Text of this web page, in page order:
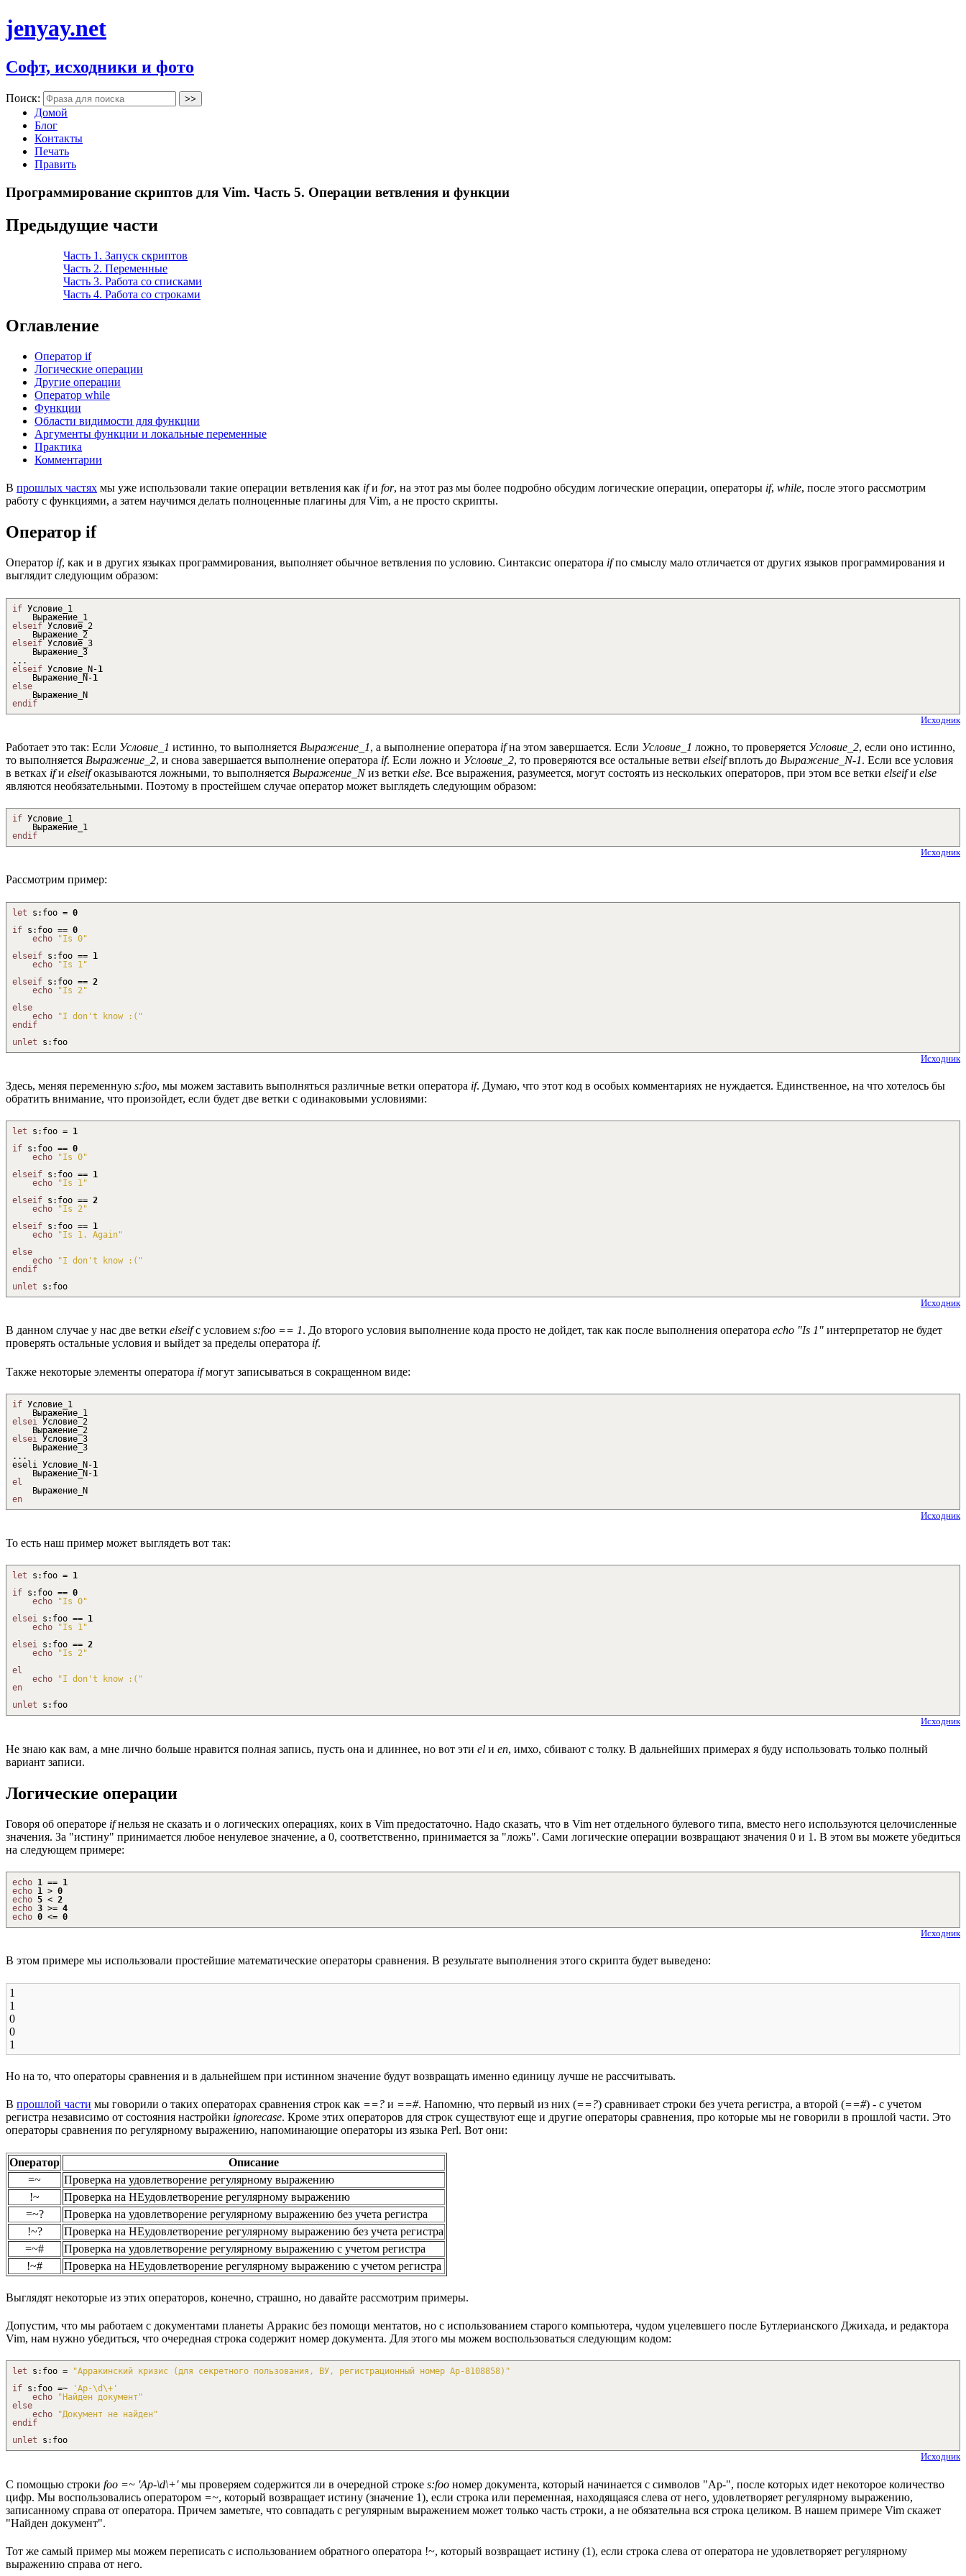
jenyay.net
Софт, исходники и фото
Поиск:
Домой
Блог
Контакты
Печать
Править
Программирование скриптов для Vim. Часть 5. Операции ветвления и функции
Предыдущие части
Часть 1. Запуск скриптов
Часть 2. Переменные
Часть 3. Работа со списками
Часть 4. Работа со строками
Оглавление
Оператор if
Логические операции
Другие операции
Оператор while
Функции
Области видимости для функции
Аргументы функции и локальные переменные
Практика
Комментарии
В прошлых частях мы уже использовали такие операции ветвления как ifи for, на этот раз мы более подробно обсудим логические операции, операторы if, while, после этого рассмотрим
работу с функциями, а затем научимся делать полноценные плагины для Vim, а не просто скрипты.
Оператор if
Оператор if, как и в других языках программирования, выполняет обычное ветвления по условию. Синтаксис оператора ifпо смыслу мало отличается от других языков программирования и
выглядит следующим образом:
if Условие_1
Выражение_1
elseifУсловие_2
Выражение_2
elseifУсловие_3
Выражение_3
...
elseif Условие_N-1
Выражение_N-1
else
Выражение_N
endif
Исходник
Работает это так: Если Условие_1 истинно, то выполняется Выражение_1, а выполнение оператора ifна этом завершается. Если Условие_1 ложно, то проверяется Условие_2, если оно истинно,
то выполняется Выражение_2, и снова завершается выполнение оператора if. Если ложно и Условие_2, то проверяются все остальные ветви elseifвплоть до Выражение_N-1. Если все условия
в ветках ifи elseifоказываются ложными, то выполняется Выражение_Nиз ветки else. Все выражения, разумеется, могут состоять из нескольких операторов, при этом все ветки elseifи else
являются необязательными. Поэтому в простейшем случае оператор может выглядеть следующим образом:
if Условие_1
Выражение_1
endif
Исходник
Рассмотрим пример:
let s : foo = 0
if s : foo == 0
echo
"Is 0"
elseif s : foo == 1
echo
"Is 1"
elseif s : foo == 2
echo
"Is 2"
else
echo
"I don't know :("
endif
unlet s : foo
Исходник
Здесь, меняя переменную s:foo, мы можем заставить выполняться различные ветки оператора if. Думаю, что этот код в особых комментариях не нуждается. Единственное, на что хотелось бы
обратить внимание, что произойдет, если будет две ветки с одинаковыми условиями:
let s : foo = 1
if s : foo == 0
echo
"Is 0"
elseif s : foo == 1
echo
"Is 1"
elseif s : foo == 2
echo
"Is 2"
elseif s : foo == 1
echo
"Is 1. Again"
else
echo
"I don't know :("
endif
unlet s : foo
Исходник
В данном случае у нас две ветки elseifс условием s:foo == 1. До второго условия выполнение кода просто не дойдет, так как после выполнения оператора echo "Is 1" интерпретатор не будет
проверять остальные условия и выйдет за пределы оператора if.
Также некоторые элементы оператора ifмогут записываться в сокращенном виде:
if Условие_1
Выражение_1
elsei Условие_2
Выражение_2
elsei Условие_3
Выражение_3
...
eseli Условие_N -1
Выражение_N -1
el
Выражение_N
en
Исходник
То есть наш пример может выглядеть вот так:
let s : foo = 1
if s : foo == 0
echo
"Is 0"
elsei s : foo == 1
echo
"Is 1"
elsei s : foo == 2
echo
"Is 2"
el
echo
"I don't know :("
en
unlet s : foo
Исходник
Не знаю как вам, а мне лично больше нравится полная запись, пусть она и длиннее, но вот эти el и en, имхо, сбивают с толку. В дальнейших примерах я буду использовать только полный
вариант записи.
Логические операции
Говоря об операторе ifнельзя не сказать и о логических операциях, коих в Vim предостаточно. Надо сказать, что в Vim нет отдельного булевого типа, вместо него используются целочисленные
значения. За "истину" принимается любое ненулевое значение, а 0, соответственно, принимается за "ложь". Сами логические операции возвращают значения 0 и 1. В этом вы можете убедиться
на следующем примере:
echo 1 == 1
echo 1 > 0
echo 5 < 2
echo 3 >= 4
echo 0 <= 0
Исходник
В этом примере мы использовали простейшие математические операторы сравнения. В результате выполнения этого скрипта будет выведено:
1
1
0
0
1
Но на то, что операторы сравнения и в дальнейшем при истинном значение будут возвращать именно единицу лучше не рассчитывать.
В прошлой части мы говорили о таких операторах сравнения строк как ==? и ==#. Напомню, что первый из них (==?) сравнивает строки без учета регистра, а второй (==#) - с учетом
регистра независимо от состояния настройки ignorecase. Кроме этих операторов для строк существуют еще и другие операторы сравнения, про которые мы не говорили в прошлой части. Это
операторы сравнения по регулярному выражению, напоминающие операторы из языка Perl. Вот они:
Оператор
Описание
=~
Проверка на удовлетворение регулярному выражению
!~
Проверка на НЕудовлетворение регулярному выражению
=~?
Проверка на удовлетворение регулярному выражению без учета регистра
!~?
Проверка на НЕудовлетворение регулярному выражению без учета регистра
=~#
Проверка на удовлетворение регулярному выражению с учетом регистра
!~#
Проверка на НЕудовлетворение регулярному выражению с учетом регистра
Выглядят некоторые из этих операторов, конечно, страшно, но давайте рассмотрим примеры.
Допустим, что мы работаем с документами планеты Арракис без помощи ментатов, но с использованием старого компьютера, чудом уцелевшего после Бутлерианского Джихада, и редактора
Vim, нам нужно убедиться, что очередная строка содержит номер документа. Для этого мы можем воспользоваться следующим кодом:
let s : foo =
"Арракинский кризис (для секретного пользования, ВУ, регистрационный номер Ар-8108858)"
if s : foo =~ 'Ар-\d\+ '
echo
"Найден документ"
else
echo
"Документ не найден"
endif
unlet s : foo
Исходник
С помощью строки foo =~ 'Ар-\d\+'мы проверяем содержится ли в очередной строке s:foo номер документа, который начинается с символов "Aр-", после которых идет некоторое количество
цифр. Мы воспользовались оператором =~, который возвращает истину (значение 1), если строка или переменная, находящаяся слева от него, удовлетворяет регулярному выражению,
записанному справа от оператора. Причем заметьте, что совпадать с регулярным выражением может только часть строки, а не обязательна вся строка целиком. В нашем примере Vim скажет
"Найден документ".
Тот же самый пример мы можем переписать с использованием обратного оператора !~, который возвращает истину (1), если строка слева от оператора не удовлетворяет регулярному
выражению справа от него.